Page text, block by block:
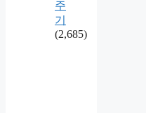
주
기
(2,685)